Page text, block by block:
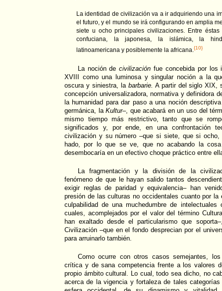
La identidad de civilización va a ir adquiriendo una
el futuro, y el mundo se irá configurando en amplia
siete u ocho principales civilizaciones. Entre
confuciana, la japonesa, la islámica, la
latinoamericana y posiblemente la africana. {10}
La noción decivilización fue concebida por los
XVIII como una luminosa y singular noción a la
oscura y siniestra, la barbarie. A partir del siglo XIX,
concepción universalizadora, normativa y definidora
la humanidad para dar paso a una noción
germánica, laKultur–, que acabará en un uso del
mismo tiempo más restrictivo, tanto que se
significados y, por ende, en una confrontación
civilización y su número –que si siete, que si
hado, por lo que se ve, que no acabando la
desembocaría en un efectivo choque práctico entre
La fragmentación y la división de la
fenómeno de que le hayan salido tantos
exigir reglas de paridad y equivalencia– han
presión de las culturas no occidentales cuanto por la
culpabilidad de una muchedumbre de
cuales, acomplejados por el valor del término
han exaltado desde el particularismo que
Civilización –que en el fondo desprecian por el
para arruinarlo también.
Como ocurre con otros casos semejantes,
crítica y de sana competencia frente a los valores
propio ámbito cultural. Lo cual, todo sea dicho, no
acerca de la vigencia y fortaleza de tales